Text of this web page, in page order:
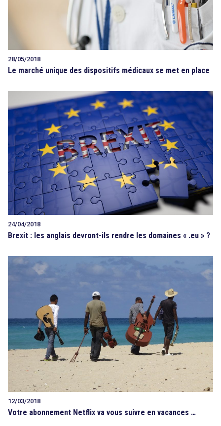
28/05/2018
Le marché unique des dispositifs médicaux se met en place
24/04/2018
Brexit : les anglais devront-ils rendre les domaines « .eu » ?
12/03/2018
Votre abonnement Netflix va vous suivre en vacances …